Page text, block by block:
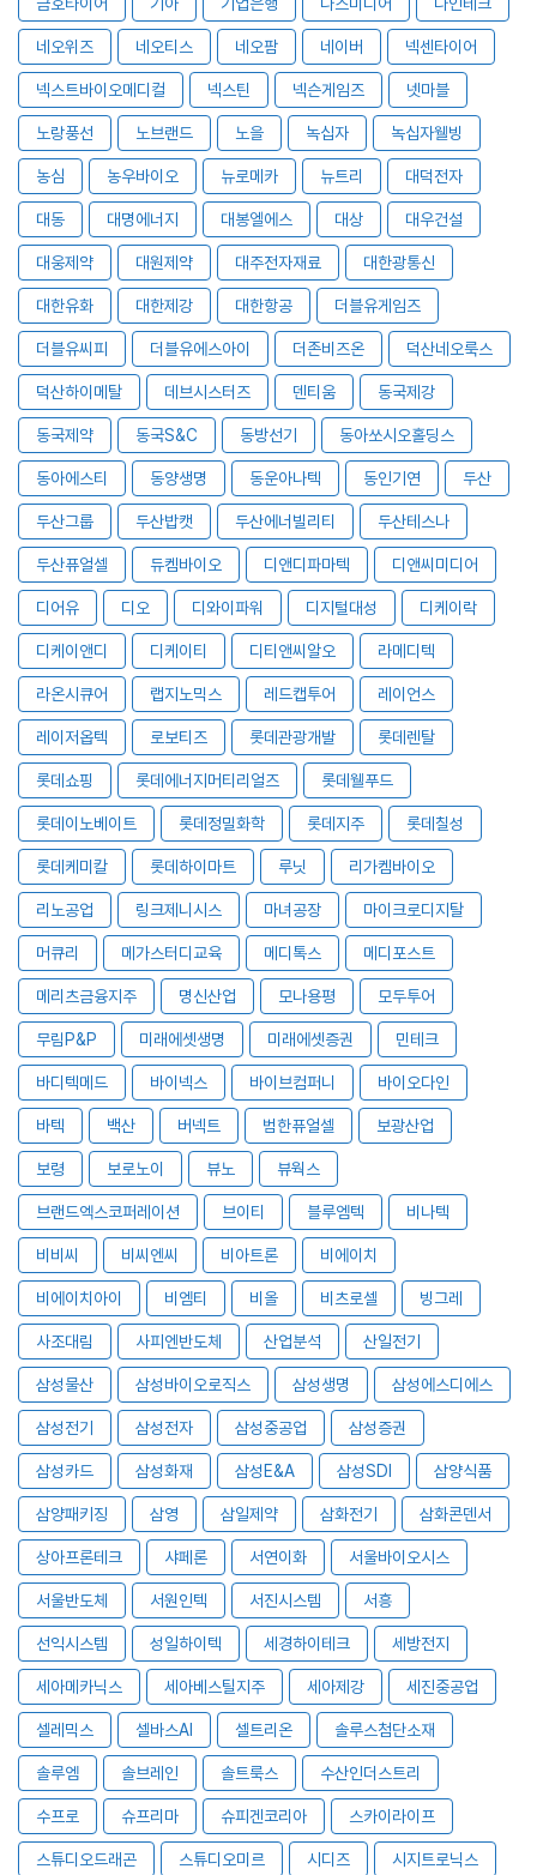
네오위즈 네오티스 네오팜 네이버 넥센타이어
넥스트바이오메디컬 넥스틴 넥슨게임즈 넷마블
노랑풍선 노브랜드 노을 녹십자 녹십자웰빙
농심 농우바이오 뉴로메카 뉴트리 대덕전자
대동 대명에너지 대봉엘에스 대상 대우건설
대웅제약 대원제약 대주전자재료 대한광통신
대한유화 대한제강 대한항공 더블유게임즈
더블유씨피 더블유에스아이 더존비즈온 덕산네오룩스
덕산하이메탈 데브시스터즈 덴티움 동국제강
동국제약 동국S&C 동방선기 동아쏘시오홀딩스
동아에스티 동양생명 동운아나텍 동인기연 두산
두산그룹 두산밥캣 두산에너빌리티 두산테스나
두산퓨얼셀 듀켐바이오 디앤디파마텍 디앤씨미디어
디어유 디오 디와이파워 디지털대성 디케이락
디케이앤디 디케이티 디티앤씨알오 라메디텍
라온시큐어 랩지노믹스 레드캡투어 레이언스
레이저옵텍 로보티즈 롯데관광개발 롯데렌탈
롯데쇼핑 롯데에너지머티리얼즈 롯데웰푸드
롯데이노베이트 롯데정밀화학 롯데지주 롯데칠성
롯데케미칼 롯데하이마트 루닛 리가켐바이오
리노공업 링크제니시스 마녀공장 마이크로디지탈
머큐리 메가스터디교육 메디톡스 메디포스트
메리츠금융지주 명신산업 모나용평 모두투어
무림P&P 미래에셋생명 미래에셋증권 민테크
바디텍메드 바이넥스 바이브컴퍼니 바이오다인
바텍 백산 버넥트 범한퓨얼셀 보광산업
보령 보로노이 뷰노 뷰웍스
브랜드엑스코퍼레이션 브이티 블루엠텍 비나텍
비비씨 비씨엔씨 비아트론 비에이치
비에이치아이 비엠티 비올 비츠로셀 빙그레
사조대림 사피엔반도체 산업분석 산일전기
삼성물산 삼성바이오로직스 삼성생명 삼성에스디에스
삼성전기 삼성전자 삼성중공업 삼성증권
삼성카드 삼성화재 삼성E&A 삼성SDI 삼양식품
삼양패키징 삼영 삼일제약 삼화전기 삼화콘덴서
상아프론테크 샤페론 서연이화 서울바이오시스
서울반도체 서원인텍 서진시스템 서흥
선익시스템 성일하이텍 세경하이테크 세방전지
세아메카닉스 세아베스틸지주 세아제강 세진중공업
셀레믹스 셀바스AI 셀트리온 솔루스첨단소재
솔루엠 솔브레인 솔트룩스 수산인더스트리
수프로 슈프리마 슈피겐코리아 스카이라이프
스튜디오드래곤 스튜디오미르 시디즈 시지트로닉스